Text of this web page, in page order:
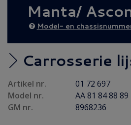
Brandstof/ Uitlaat(49)
Bumper/ Spoiler/ Spiegel
Carrosserie plaatwerk
Elektrisch/ Verlichting (14)
Emblemen/ Sierlijsten(16)
Folders/ Boeken/ Modellen
Manta/
Model- en
Carrosserie
Artikel nr.
01 72 697
Model nr.
AA 81 84 88 89
GM nr.
8968236